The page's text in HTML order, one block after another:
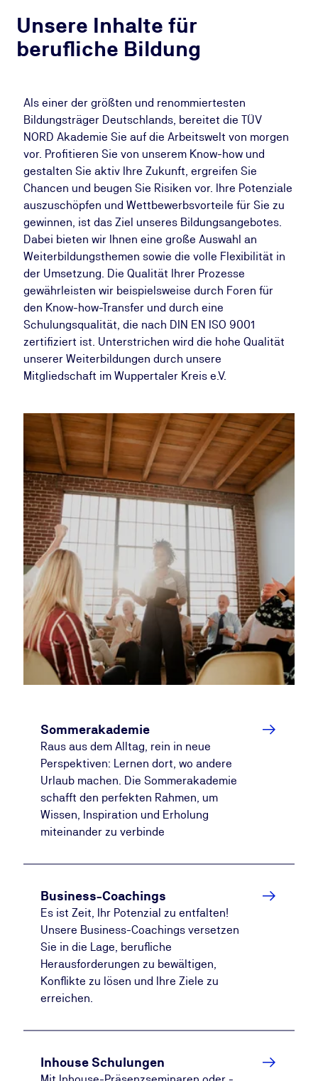
Unsere Inhalte für
berufliche Bildung
Als einer der größten und renommiertesten
Bildungsträger Deutschlands, bereitet die TÜV
NORD Akademie Sie auf die Arbeitswelt von morgen
vor. Profitieren Sie von unserem Know-how und
gestalten Sie aktiv Ihre Zukunft, ergreifen Sie
Chancen und beugen Sie Risiken vor. Ihre Potenziale
auszuschöpfen und Wettbewerbsvorteile für Sie zu
gewinnen, ist das Ziel unseres Bildungsangebotes.
Dabei bieten wir Ihnen eine große Auswahl an
Weiterbildungsthemen sowie die volle Flexibilität in
der Umsetzung. Die Qualität Ihrer Prozesse
gewährleisten wir beispielsweise durch Foren für
den Know-how-Transfer und durch eine
Schulungsqualität, die nach DIN EN ISO 9001
zertifiziert ist. Unterstrichen wird die hohe Qualität
unserer Weiterbildungen durch unsere
Mitgliedschaft im Wuppertaler Kreis e.V.
Sommerakademie
Raus aus dem Alltag, rein in neue
Perspektiven: Lernen dort, wo andere
Urlaub machen. Die Sommerakademie
schafft den perfekten Rahmen, um
Wissen, Inspiration und Erholung
miteinander zu verbinde
Business-Coachings
Es ist Zeit, Ihr Potenzial zu entfalten!
Unsere Business-Coachings versetzen
Sie in die Lage, berufliche
Herausforderungen zu bewältigen,
Konflikte zu lösen und Ihre Ziele zu
erreichen.
Inhouse Schulungen